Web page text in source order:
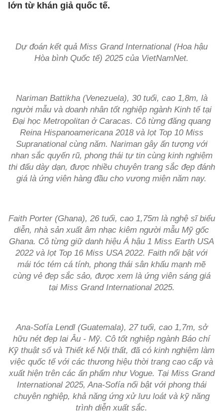
lớn từ khán giả quốc tế.
Dự đoán kết quả Miss Grand International (Hoa hậu
Hòa bình Quốc tế) 2025 của VietNamNet.
Nariman Battikha (Venezuela), 30 tuổi, cao 1,8m, là
người mẫu và doanh nhân tốt nghiệp ngành Kinh tế tại
Đại học Metropolitan ở Caracas. Cô từng đăng quang
Reina Hispanoamericana 2018 và lọt Top 10 Miss
Supranational cùng năm. Nariman gây ấn tượng với
nhan sắc quyến rũ, phong thái tự tin cùng kinh nghiệm
thi đấu dày dạn, được nhiều chuyên trang sắc đẹp đánh
giá là ứng viên hàng đầu cho vương miện năm nay.
Faith Porter (Ghana), 26 tuổi, cao 1,75m là nghệ sĩ biểu
diễn, nhà sản xuất âm nhạc kiêm người mẫu Mỹ gốc
Ghana. Cô từng giữ danh hiệu Á hậu 1 Miss Earth USA
2022 và lọt Top 16 Miss USA 2022. Faith nổi bật với
mái tóc tém cá tính, phong thái sân khấu mạnh mẽ
cùng vẻ đẹp sắc sảo, được xem là ứng viên sáng giá
tại Miss Grand International 2025.
Ana-Sofía Lendl (Guatemala), 27 tuổi, cao 1,7m, sở
hữu nét đẹp lai Âu - Mỹ. Cô tốt nghiệp ngành Báo chí
Kỹ thuật số và Thiết kế Nội thất, đã có kinh nghiệm làm
việc quốc tế với các thương hiệu thời trang cao cấp và
xuất hiện trên các ấn phẩm như Vogue. Tại Miss Grand
International 2025, Ana-Sofía nổi bật với phong thái
chuyên nghiệp, khả năng ứng xử lưu loát và kỹ năng
trình diễn xuất sắc.